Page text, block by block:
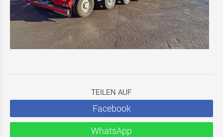
TEILEN AUF
Facebook
WhatsApp